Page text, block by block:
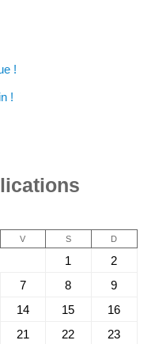
!
!
V S D
1
2
7 8
9
14 15
16
21 22
23